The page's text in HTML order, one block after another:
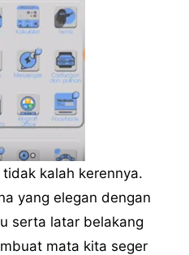
kalah kerennya.
yang elegan dengan
serta latar belakang
mata kita seger